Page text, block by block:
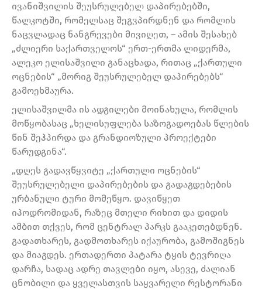
ივანიშვილის შეუსრულებელ დაპირებებში,
წალკოტში, რომელსაც შეგვპირდნენ და რომლის
ნაცვლადაც ნანგრევები მივიღეთ, – ამის შესახებ
„ძლიერი საქართველოს“ ერთ-ერთმა ლიდერმა,
ალეკო ელისაშვილი განაცხადა, რითაც „ქართული
ოცნების“ „მორიგ შეუსრულებელ დაპირებებს“
გამოეხმაურა.
ელისაშვილმა ის ადგილები მოინახულა, რომლის
მოწყობასაც „ხელისუფლება საზოგადოებას წლების
წინ შეჰპირდა და გრანდიოზული პროექტები
წარუდგინა“.
„დღეს გადავწყვიტე „ქართული ოცნების“
შეუსრულებელი დაპირებების და გადაგდებების
ურბანული ტური მომეწყო. დავიწყეთ
იპოდრომიდან, რაზეც მთელი რიხით და დიდის
ამბით თქვეს, რომ ცენტრალ პარკს გააკეთებდნენ.
გადათხარეს, გადმოთხარეს იქაურობა, გამოშიგნეს
და მიაგდეს. ერთადერთი პატარა ტყის ტევრიღა
დარჩა, სადაც ადრე თავლები იყო, ასევე, ძალიან
ცნობილი და ყველასთვის საყვარელი რესტორანი